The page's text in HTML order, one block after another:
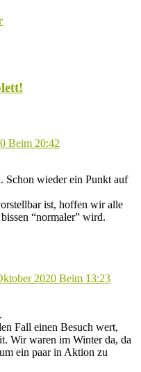
Beim 20:42
Schon wieder ein Punkt auf
ist, hoffen wir alle
“normaler” wird.
2020 Beim 13:23
Fall einen Besuch wert,
Wir waren im Winter da, da
ein paar in Aktion zu